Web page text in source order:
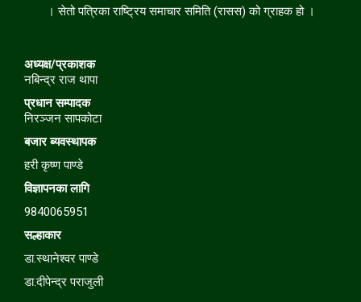
। सेतो पत्रिका राष्ट्रिय समाचार समिति (रासस) को ग्राहक हो ।
अध्यक्ष/प्रकाशक
नबिन्द्र राज थापा
प्रधान सम्पादक
निरञ्जन सापकोटा
बजारब्यवस्थापक
हरी कृष्ण पाण्डे
विज्ञापनका लागि
9840065951
सल्हाकार
डा.स्थानेश्वर पाण्डे
डा.दीपेन्द्र पराजुली